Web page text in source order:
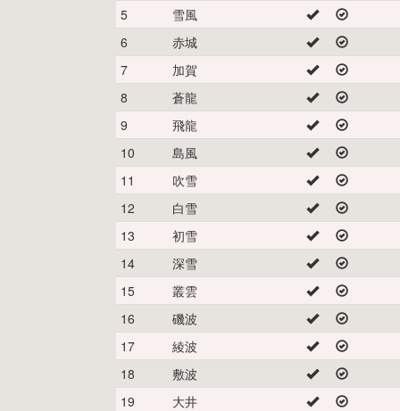
5
雪風
6
赤城
7
加賀
8
蒼龍
9
飛龍
10
島風
11
吹雪
12
白雪
13
初雪
14
深雪
15
叢雲
16
磯波
17
綾波
18
敷波
19
大井